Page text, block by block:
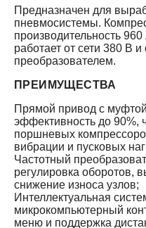
Предназначен для
пневмосистемы.
производительность
работает от сети 380 В
преобразователем.
ПРЕИМУЩЕСТВА
Прямой привод с
эффективность до 90%,
поршневых
вибрации и пусковых
Частотный
регулировка оборотов,
снижение износа узлов;
Интеллектуальная
микрокомпьютерный
меню и поддержка